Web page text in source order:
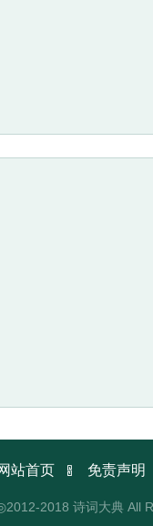
的景物特征，抒发
《惠崇春江晓景》中
色彩鲜明，向人们
水嬉戏了。然后，
股浓厚而清新的生
丰八年（1085年
也发挥了诗的长处
，苏轼又有新的构
最先察觉了初春江
沿潮水而上的时节
先知”（知觉）云云
着表现上的绝对自
花。河豚当是时，
站首页  免责声明
2018 诗词大典 All